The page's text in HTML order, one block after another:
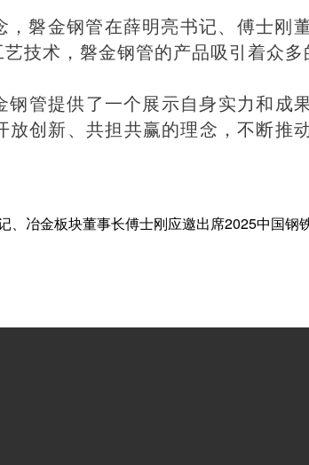
， 磐金钢管在薛明亮书记、傅士刚
技术，磐金钢管的产品吸引着众多
管提供了一个展示自身实力和成
创新、 共担共赢的理念，不断推
冶金板块董事长傅士刚应邀出席2025中国钢